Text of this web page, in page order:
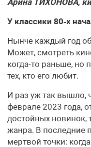
У классики 80‑х
Нынче каждый год
Может, смотреть
когда-то раньше,
тех, кто его любит.
И раз уж так вышло,
феврале 2023 года,
достойных новинок,
жанра. В последние
мертвой точки: